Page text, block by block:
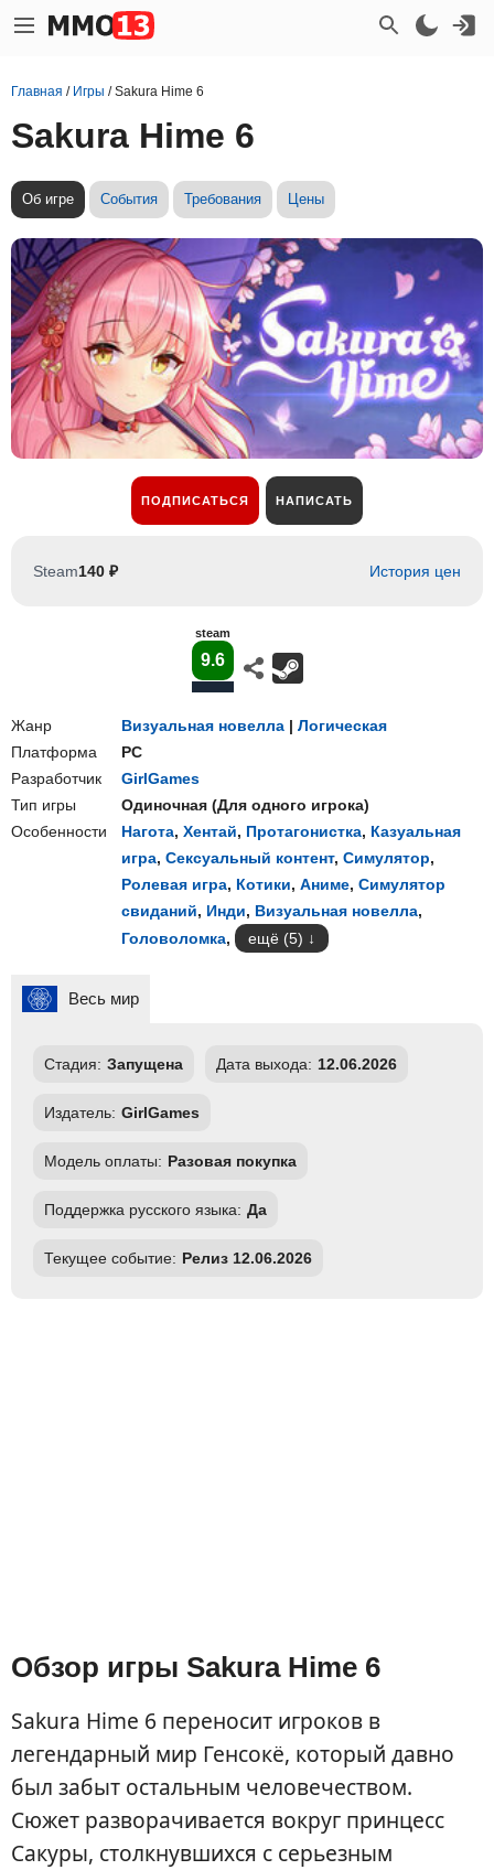
Главная / Игры /Sakura Hime 6
Sakura Hime 6
Об игре События Требования Цены
ПОДПИСАТЬСЯ НАПИСАТЬ
Steam140 ₽ История цен
steam
9.6
Жанр Визуальная новелла | Логическая
Платформа
PC
Разработчик
GirlGames
Тип игры
Одиночная (Для одного игрока)
Особенности
Нагота, Хентай, Протагонистка, Казуальная
игра, Сексуальный контент, Симулятор,
Ролевая игра, Котики, Аниме, Симулятор
свиданий, Инди, Визуальная новелла,
Головоломка, ещё (5)
Весь мир
Стадия: Запущена Дата выхода: 12.06.2026
Издатель: GirlGames
Модель оплаты: Разовая покупка
Поддержка русского языка: Да
Текущее событие: Релиз 12.06.2026
Обзор игры Sakura Hime 6
Sakura Hime 6 переносит игроков в
легендарный мир Генсокё, который давно
был забыт остальным человечеством.
Сюжет разворачивается вокруг принцесс
Сакуры, столкнувшихся с серьезным